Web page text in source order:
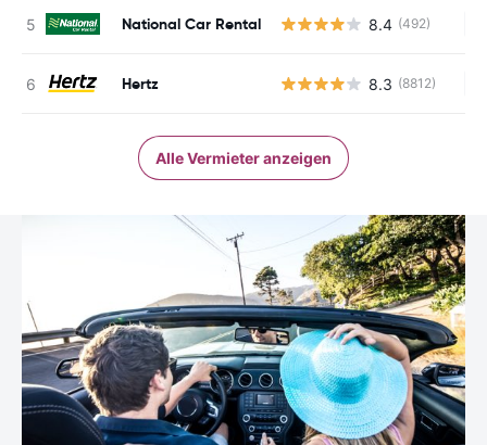
National Car Rental 8.4 (492)
Hertz 8.3 (8812)
Alle Vermieter anzeigen